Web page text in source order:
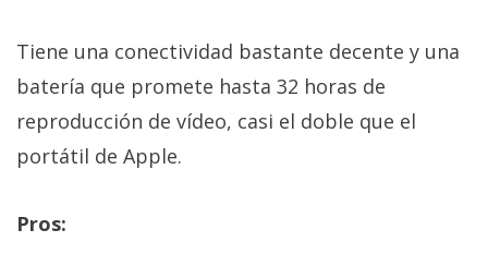
Tiene una conectividad bastante decente y una
batería que promete hasta 32 horas de
reproducción de vídeo, casi el doble que el
portátil de Apple.
Pros: